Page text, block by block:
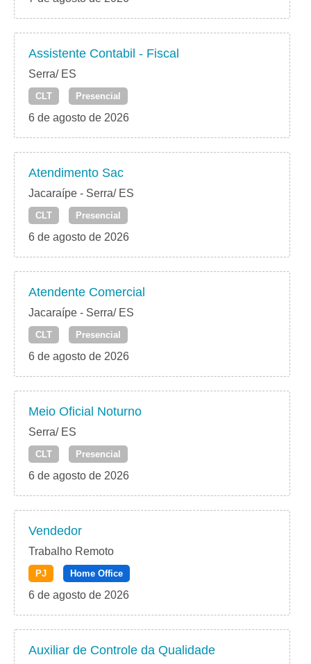
Assistente Contabil - Fiscal
Serra/ ES
CLT Presencial
6 de agosto de 2026
Atendimento Sac
Jacaraípe - Serra/ ES
CLT Presencial
6 de agosto de 2026
Atendente Comercial
Jacaraípe - Serra/ ES
CLT Presencial
6 de agosto de 2026
Meio Oficial Noturno
Serra/ ES
CLT Presencial
6 de agosto de 2026
Vendedor
Trabalho Remoto
PJ Home Office
6 de agosto de 2026
Auxiliar de Controle da Qualidade